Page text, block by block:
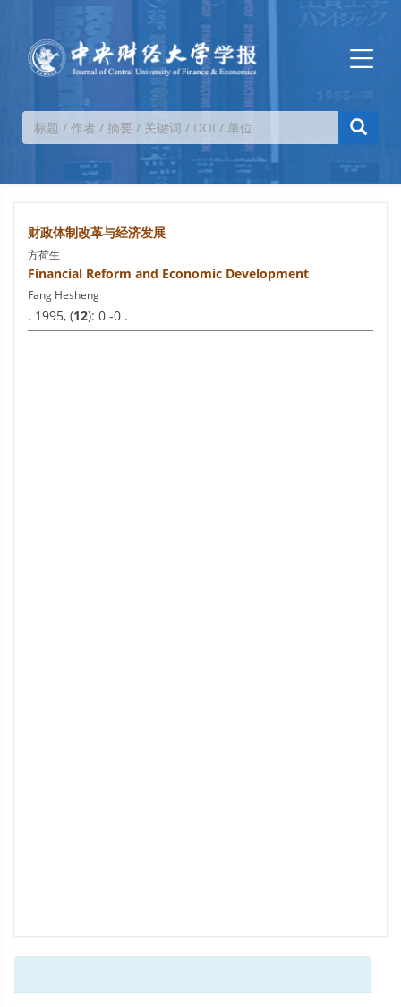
财政体制改革与经济发展
方荷生
Financial Reform and Economic Development
Fang Hesheng
. 1995, (12): 0 -0 .